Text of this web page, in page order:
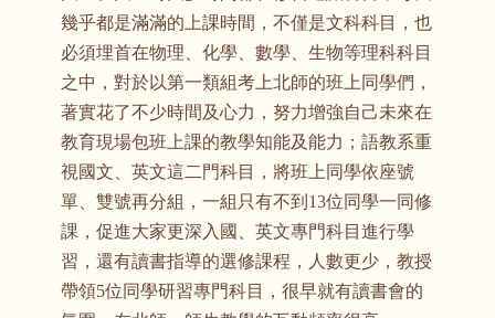
幾乎都是滿滿的上課時間，不僅是文科科目，也
必須埋首在物理、化學、數學、生物等理科科目
之中，對於以第一類組考上北師的班上同學們，
著實花了不少時間及心力，努力增強自己未來在
教育現場包班上課的教學知能及能力；語教系重
視國文、英文這二門科目，將班上同學依座號
單、雙號再分組，一組只有不到13位同學一同修
課，促進大家更深入國、英文專門科目進行學
習，還有讀書指導的選修課程，人數更少，教授
帶領5位同學研習專門科目，很早就有讀書會的